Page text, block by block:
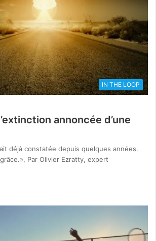
IN THE LOOP
annoncée d’une
déjà constatée depuis quelques années.
Par Olivier Ezratty, expert